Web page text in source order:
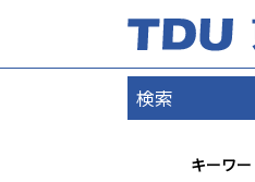
検索
キーワー